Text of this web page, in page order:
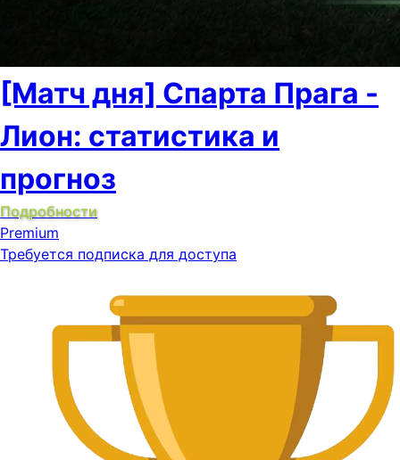
[Матч дня] Спарта Прага -
Лион: статистика и
прогноз
Подробности
Premium
Требуется подписка для доступа